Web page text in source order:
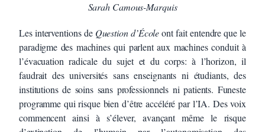
Sarah Camous-Marquis
Les interventions de Question d’Écoleont fait entendre que le
paradigme des machines qui parlent aux machines conduit à
l’évacuation radicale du sujet et du corps: à l’horizon, il
faudrait des universités sans enseignants ni étudiants, des
institutions de soins sans professionnels ni patients. Funeste
programme qui risque bien d’être accéléré par l’IA. Des voix
commencent ainsi à s’élever, avançant même le risque